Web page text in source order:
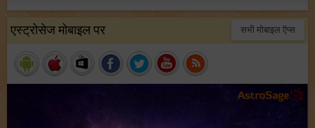
एस्ट्रोसेज मोबाइल पर सभी मोबाइल ऍप्स